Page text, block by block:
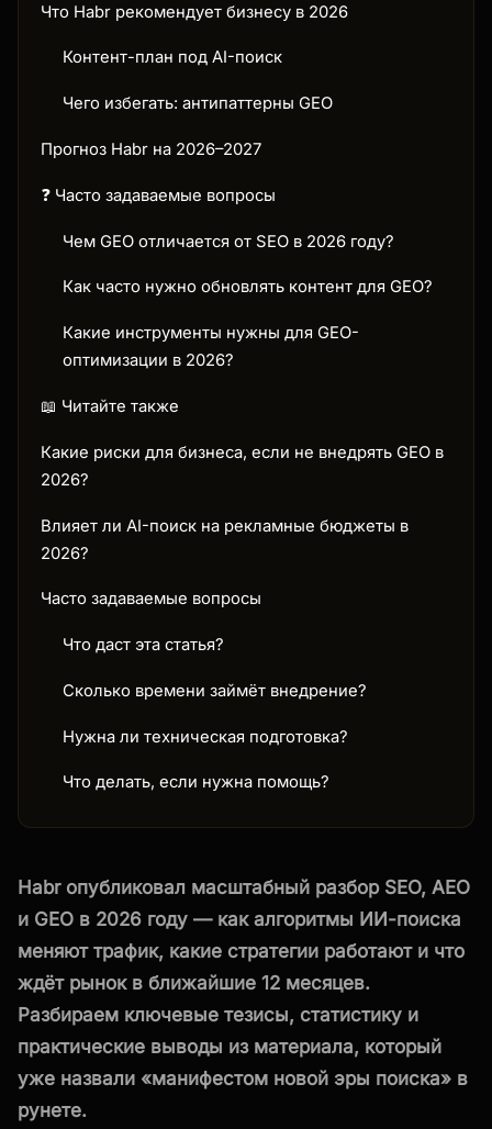
Что Habr рекомендует бизнесу в 2026
Контент-план под AI-поиск
Чего избегать: антипаттерны GEO
Прогноз Habr на 2026–2027
❓ Часто задаваемые вопросы
Чем GEO отличается от SEO в 2026 году?
Как часто нужно обновлять контент для GEO?
Какие инструменты нужны для GEO-
оптимизации в 2026?
📖 Читайте также
Какие риски для бизнеса, если не внедрять GEO в
2026?
Влияет ли AI-поиск на рекламные бюджеты в
2026?
Часто задаваемые вопросы
Что даст эта статья?
Сколько времени займёт внедрение?
Нужна ли техническая подготовка?
Что делать, если нужна помощь?
Habr опубликовал масштабный разбор SEO, AEO
и GEO в 2026 году — как алгоритмы ИИ-поиска
меняют трафик, какие стратегии работают и что
ждёт рынок в ближайшие 12 месяцев.
Разбираем ключевые тезисы, статистику и
практические выводы из материала, который
уже назвали «манифестом новой эры поиска» в
рунете.